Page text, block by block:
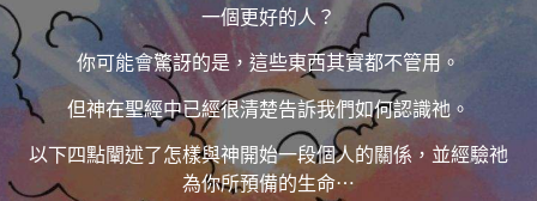
一個更好的人？
你可能會驚訝的是，這些東西其實都不管用。
但神在聖經中已經很清楚告訴我們如何認識祂。
以下四點闡述了怎樣與神開始一段個人的關係，並經驗祂
為你所預備的生命⋯